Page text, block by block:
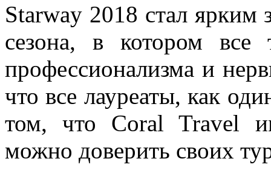
Starway 2018 стал ярким
сезона, в котором все
профессионализма и
что все лауреаты, как
том, что Coral Travel
можно доверить своих